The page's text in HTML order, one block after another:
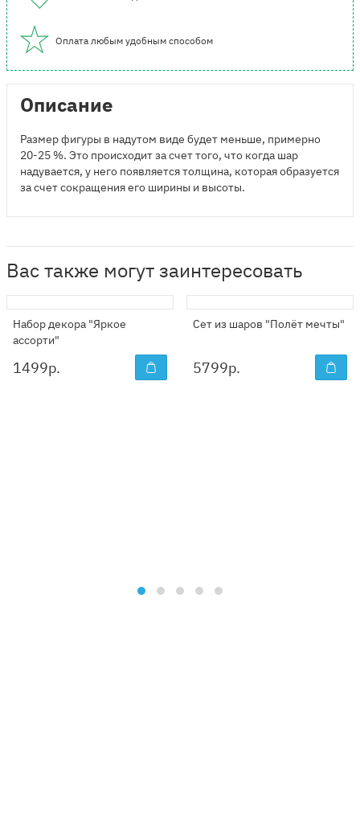
Оплата любым удобным способом
Описание
Размер фигуры в надутом виде будет меньше, примерно
20-25 %. Это происходит за счет того, что когда шар
надувается, у него появляется толщина, которая образуется
за счет сокращения его ширины и высоты.
Вас также могут заинтересовать
Набор декора "Яркое
ассорти"
1499р.
Сет из шаров "Полёт мечты"
5799р.